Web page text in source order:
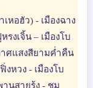
หอฮัว) - เมืองฉาง
รงเจิ้น – เมืองโบ
ศแสงสียามค่ำคืน
งหวง - เมืองโบ
านสายรุ้ง - ชม